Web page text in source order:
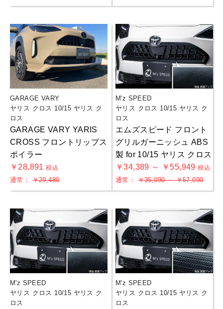
GARAGE VARY
ヤリス クロス 10/15 ヤリス ク
ロス
GARAGE VARY YARIS
CROSS フロントリップス
ポイラー
￥28,891税込
通常：￥29,480
M'z SPEED
ヤリス クロス 10/15 ヤリス ク
ロス
エムズスピード フロント
グリルガーニッシュ ABS
製 for 10/15 ヤリス クロス
￥34,389 ～ ￥55,949税込
通常：￥35,090 ～ ￥57,090
M'z SPEED
ヤリス クロス 10/15 ヤリス ク
ロス
M'z SPEED
ヤリス クロス 10/15 ヤリス ク
ロス